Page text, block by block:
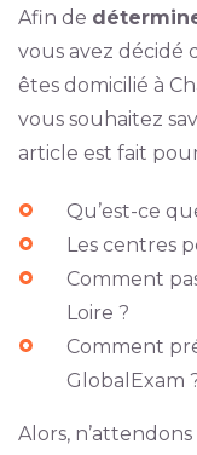
Afin de
vous avez décidé
êtes domicilié à
vous souhaitez
article est fait
Qu’est-ce
Les centres
Comment
Loire ?
Comment
GlobalExam
Alors,